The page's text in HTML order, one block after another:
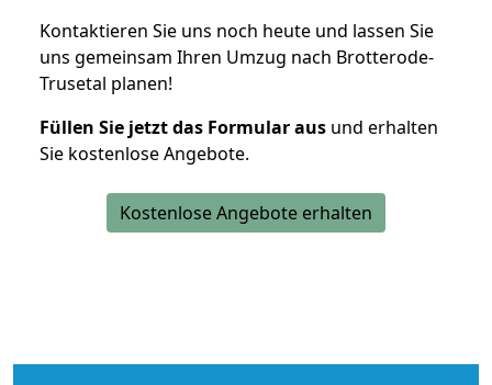
Kontaktieren Sie uns noch heute und lassen Sie
uns gemeinsam Ihren Umzug nach Brotterode-
Trusetal planen!
Füllen Sie jetzt das Formular aus und erhalten
Sie kostenlose Angebote.
Kostenlose Angebote erhalten